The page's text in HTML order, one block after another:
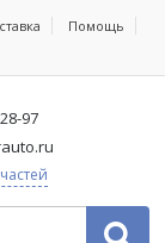
Помощь
97